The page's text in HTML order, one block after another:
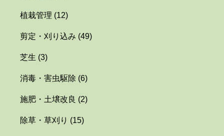
植栽管理 (12)
剪定・刈り込み (49)
芝生 (3)
消毒・害虫駆除 (6)
施肥・土壌改良 (2)
除草・草刈り (15)